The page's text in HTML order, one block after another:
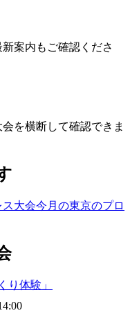
案内もご確認くださ
を横断して確認できま
ス大会今月の東京のプロ
り体験」